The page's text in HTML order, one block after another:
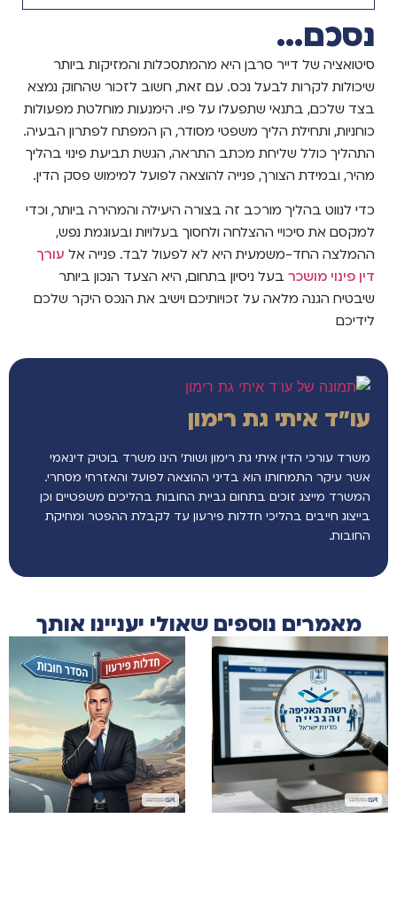
נסכם...
סיטואציה של דייר סרבן היא מהמתסכלות והמזיקות ביותר
שיכולות לקרות לבעל נכס. עם זאת, חשוב לזכור שהחוק נמצא
בצד שלכם, בתנאי שתפעלו על פיו. הימנעות מוחלטת מפעולות
כוחניות, ותחילת הליך משפטי מסודר, הן המפתח לפתרון הבעיה.
התהליך כולל שליחת מכתב התראה, הגשת תביעת פינוי בהליך
מהיר, ובמידת הצורך, פנייה להוצאה לפועל למימוש פסק הדין.
כדי לנווט בהליך מורכב זה בצורה היעילה והמהירה ביותר, וכדי
למקסם את סיכויי ההצלחה ולחסוך בעלויות ובעוגמת נפש,
ההמלצה החד-משמעית היא לא לפעול לבד. פנייה אל עורך
דין פינוי מושכר בעל ניסיון בתחום, היא הצעד הנכון ביותר
שיבטיח הגנה מלאה על זכויותיכם וישיב את הנכס היקר שלכם
לידיכם
עו"ד איתי גת רימון
משרד עורכי הדין איתי גת רימון ושות’ הינו משרד בוטיק דינאמי
אשר עיקר התמחותו הוא בדיני ההוצאה לפועל והאזרחי מסחרי.
המשרד מייצג זוכים בתחום גביית החובות בהליכים משפטיים וכן
בייצוג חייבים בהליכי חדלות פירעון עד לקבלת ההפטר ומחיקת
החובות.
מאמרים נוספים שאולי יעניינו אותך